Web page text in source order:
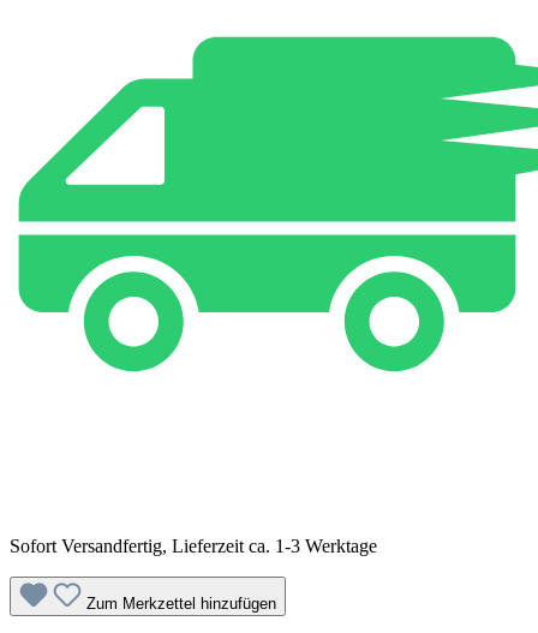
Sofort Versandfertig, Lieferzeit ca. 1-3 Werktage
Zum Merkzettel hinzufügen